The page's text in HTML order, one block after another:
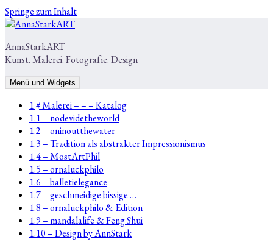
Springe zum Inhalt
AnnaStarkART
Kunst. Malerei. Fotografie. Design
Menü und Widgets
1 # Malerei – – – Katalog
1.1 – nodevidetheworld
1.2 – oninoutthewater
1.3 – Tradition als abstrakter Impressionismus
1.4 – MostArtPhil
1.5 – ornaluckphilo
1.6 – balletielegance
1.7 – geschmeidige bissige …
1.8 – ornaluckphilo & Edition
1.9 – mandalalife & Feng Shui
1.10 – Design by AnnStark